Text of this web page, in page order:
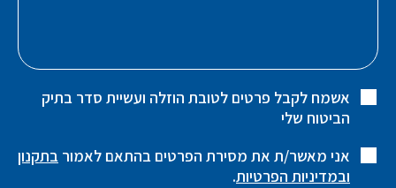
אשמח לקבל פרטים לטובת הוזלה ועשיית סדר בתיק
הביטוח שלי
אני מאשר/ת את מסירת הפרטים בהתאם לאמור בתקנון
ובמדיניות הפרטיות.